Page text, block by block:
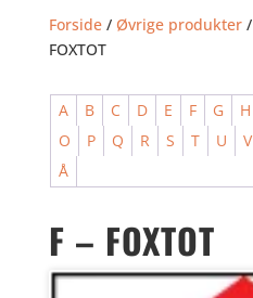
Forside/ Øvrige produkter/
FOXTOT
A B C D E F G H
O
P Q R S T U V
Å
F – FOXTOT